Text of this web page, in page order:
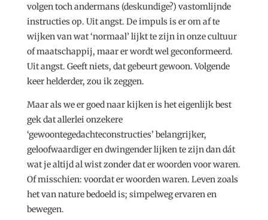
volgen toch andermans (deskundige?) vastomlijnde
instructies op. Uit angst. De impuls is er om af te
wijken van wat ‘normaal’ lijkt te zijn in onze cultuur
of maatschappij, maar er wordt wel geconformeerd.
Uit angst. Geeft niets, dat gebeurt gewoon. Volgende
keer helderder, zou ik zeggen.
Maar als we er goed naar kijken is het eigenlijk best
gek dat allerlei onzekere
‘gewoontegedachteconstructies’ belangrijker,
geloofwaardiger en dwingender lijken te zijn dan dát
wat je altijd al wist zonder dat er woorden voor waren.
Of misschien: voordat er woorden waren. Leven zoals
het van nature bedoeld is; simpelweg ervaren en
bewegen.